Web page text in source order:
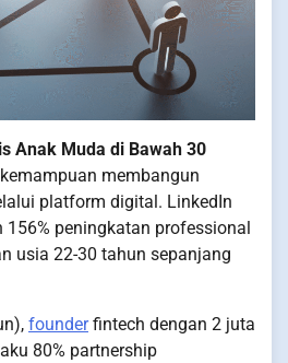
Anak Muda di Bawah 30
membangun
platform digital. LinkedIn
156% peningkatan professional
usia 22-30 tahun sepanjang
founderfintech dengan 2 juta
80% partnership